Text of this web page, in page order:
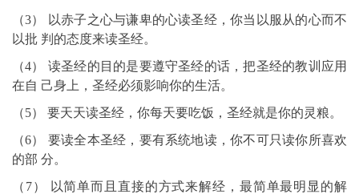
（3） 以赤子之心与谦卑的心读圣经，你当以服从的心而不
以批 判的态度来读圣经。
（4） 读圣经的目的是要遵守圣经的话，把圣经的教训应用
在自 己身上，圣经必须影响你的生活。
（5） 要天天读圣经，你每天要吃饭，圣经就是你的灵粮。
（6） 要读全本圣经，要有系统地读，你不可只读你所喜欢
的部 分。
（7） 以简单而且直接的方式来解经，最简单最明显的解